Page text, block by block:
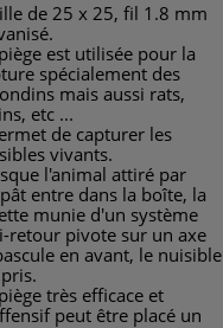
de 25 x 25, fil 1.8 mm
est utilisée pour la
spécialement des
mais aussi rats,
etc ...
de capturer les
vivants.
l'animal attiré par
entre dans la boîte, la
munie d'un système
retour pivote sur un axe
en avant, le nuisible
très efficace et
peut être placé un